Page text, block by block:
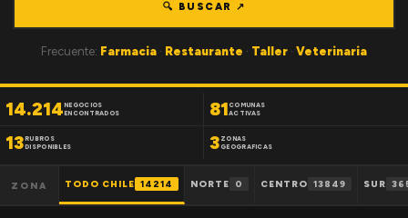
🔍 BUSCAR ↗
Frecuente: Farmacia · Restaurante · Taller · Veterinaria
14.214NEGOCIOS
ENCONTRADOS
81 COMUNAS
ACTIVAS
13RUBROS
DISPONIBLES
3 ZONAS
GEOGRAFICAS
ZONA TODO CHILE 14214 NORTE 0 CENTRO 13849 SUR